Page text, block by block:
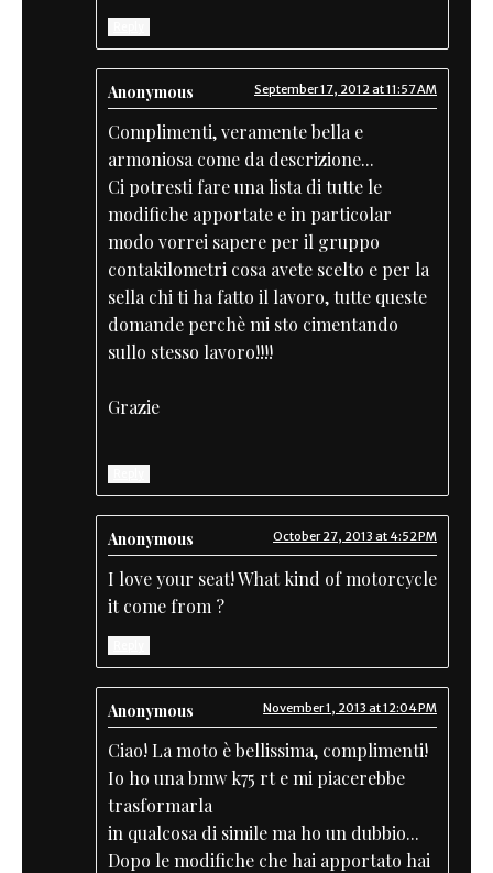
Anonymous September 17, 2012 at 11:57 AM
Complimenti, veramente bella e
armoniosa come da descrizione...
Ci potresti fare una lista di tutte le
modifiche apportate e in particolar
modo vorrei sapere per il gruppo
contakilometri cosa avete scelto e per la
sella chi ti ha fatto il lavoro, tutte queste
domande perchè mi sto cimentando
sullo stesso lavoro!!!!
Grazie
Anonymous October 27, 2013 at 4:52 PM
I love your seat! What kind of motorcycle
it come from ?
Anonymous November 1, 2013 at 12:04 PM
Ciao! La moto è bellissima, complimenti!
Io ho una bmw k75 rt e mi piacerebbe
trasformarla
in qualcosa di simile ma ho un dubbio...
Dopo le modifiche che hai apportato hai